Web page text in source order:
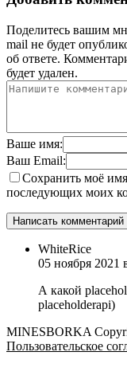
Поделитесь вашим
mail не будет
об ответе.
будет удален.
Ваше имя:
Ваш Email:
Сохранить моё
последующих моих
WhiteRice
05 ноября 2021
А какой
placeholderapi)
MINESBORKA
Пользовательское